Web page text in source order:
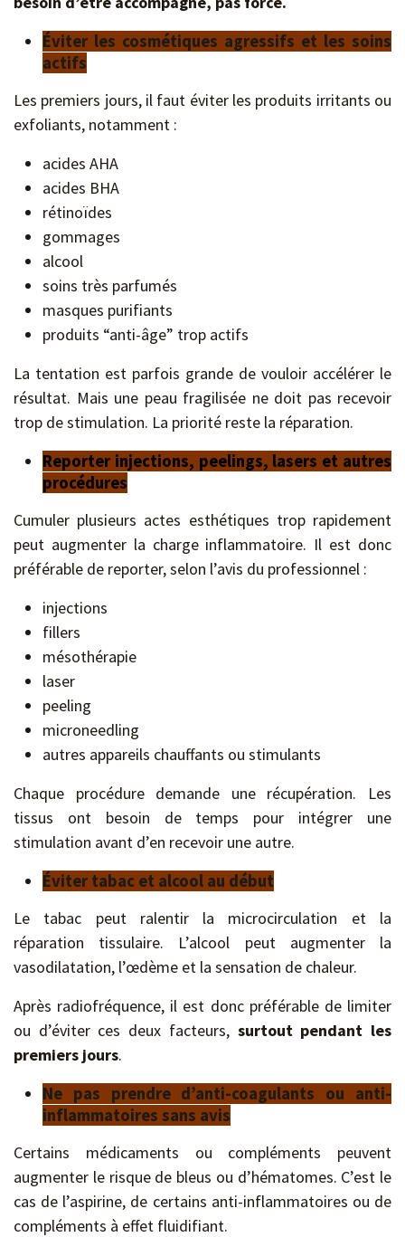
Éviter les cosmétiques agressifs et les soins
actifs
Les premiers jours, il faut éviter les produits irritants ou
exfoliants, notamment :
acides AHA
acides BHA
rétinoïdes
gommages
alcool
soins très parfumés
masques purifiants
produits “anti-âge” trop actifs
La tentation est parfois grande de vouloir accélérer le
résultat. Mais une peau fragilisée ne doit pas recevoir
trop de stimulation. La priorité reste la réparation.
Reporter injections, peelings, lasers et autres
procédures
Cumuler plusieurs actes esthétiques trop rapidement
peut augmenter la charge inflammatoire. Il est donc
préférable de reporter, selon l’avis du professionnel :
injections
fillers
mésothérapie
laser
peeling
microneedling
autres appareils chauffants ou stimulants
Chaque procédure demande une récupération. Les
tissus ont besoin de temps pour intégrer une
stimulation avant d’en recevoir une autre.
Éviter tabac et alcool au début
Le tabac peut ralentir la microcirculation et la
réparation tissulaire. L’alcool peut augmenter la
vasodilatation, l’œdème et la sensation de chaleur.
Après radiofréquence, il est donc préférable de limiter
ou d’éviter ces deux facteurs, surtout pendant les
premiers jours.
Ne pas prendre d’anti-coagulants ou anti-
inflammatoires sans avis
Certains médicaments ou compléments peuvent
augmenter le risque de bleus ou d’hématomes. C’est le
cas de l’aspirine, de certains anti-inflammatoires ou de
compléments à effet fluidifiant.